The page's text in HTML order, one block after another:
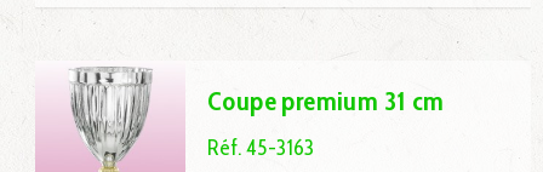
Coupe 43 cm : 16,02€ H.T.
Coupe premium 31 cm
Réf. 45-3163